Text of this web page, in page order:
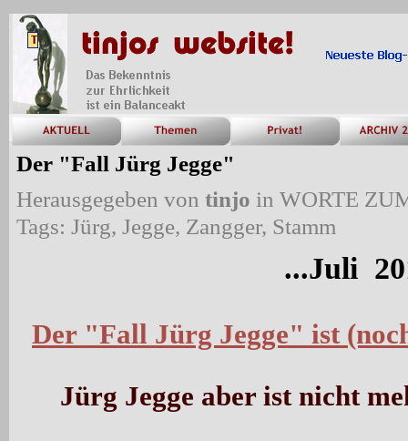
Der "Fall Jürg Jegge"
Herausgegeben von tinjo in WORTE
Tags: Jürg, Jegge, Zangger, Stamm
...Juli
Der "Fall Jürg Jegge" ist
Jürg Jegge aber ist nicht